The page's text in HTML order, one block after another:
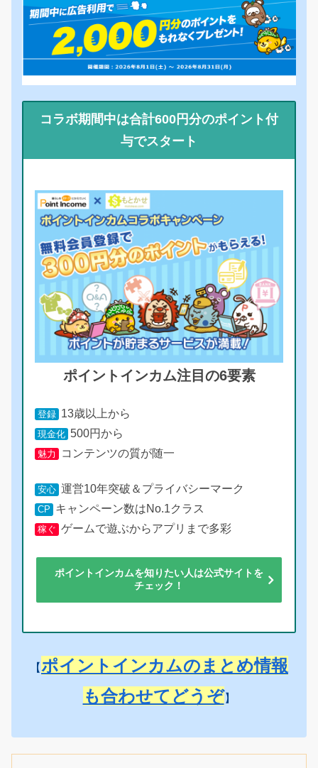
コラボ期間中は合計600円分のポイント付
与でスタート
ポイントインカム注目の6要素
登録 13歳以上から
現金化 500円から
魅力 コンテンツの質が随一
安心 運営10年突破＆プライバシーマーク
CP キャンペーン数はNo.1クラス
稼ぐ ゲームで遊ぶからアプリまで多彩
ポイントインカムを知りたい人は公式サイトを
チェック！
【ポイントインカムのまとめ情報
も合わせてどうぞ 】